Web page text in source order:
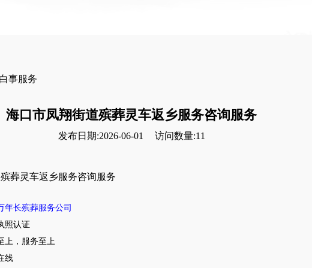
白事服务
海口市凤翔街道殡葬灵车返乡服务咨询服务
发布日期:2026-06-01 访问数量:11
殡葬灵车返乡服务咨询服务
年长殡葬服务公司
照认证
上，服务至上
线